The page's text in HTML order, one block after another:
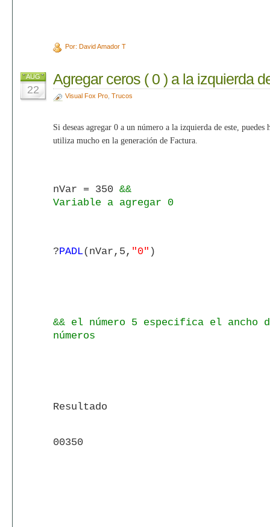
Por: David Amador T
AUG
22
Agregar ceros ( 0 ) a la izquierda
Visual Fox Pro, Trucos
Si deseas agregar 0 a un número a la izquierda de este, puedes
utiliza mucho en la generación de Factura.
nVar = 350 &&
Variable a agregar 0
?PADL(nVar,5, "0" )
&& el número 5 especifica el ancho
números
Resultado
00350